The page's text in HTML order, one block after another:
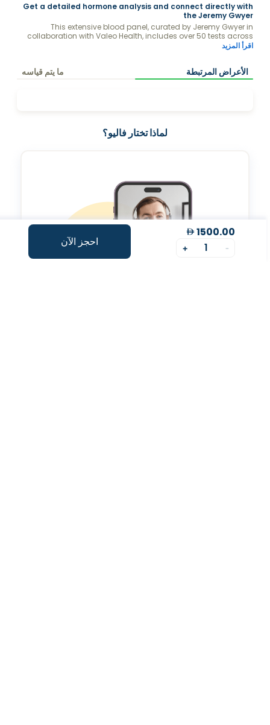
1500.00
-
1
+ احجز الآن
Get a detailed hormone analysis and connect directly with
the Jeremy Gwyer
This extensive blood panel, curated by Jeremy Gwyer in
collaboration with Valeo Health, includes over 50 tests across
key health areas. It’s a powerful tool for optimizing wellness by
libido), metabolic control (diabetes prevention), cardiovascular
health (lipid and inflammation markers), nutrient levels
اقرأ المزيد
الأعراض المرتبطة ما يتم قياسه
لماذا تختار فاليو؟